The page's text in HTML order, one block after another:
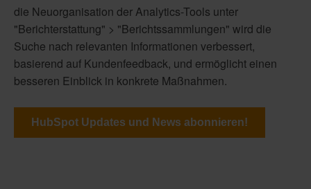
die Neuorganisation der Analytics-Tools unter
"Berichterstattung" > "Berichtssammlungen" wird die
Suche nach relevanten Informationen verbessert,
basierend auf Kundenfeedback, und ermöglicht einen
besseren Einblick in konkrete Maßnahmen.
HubSpot Updates und News abonnieren!